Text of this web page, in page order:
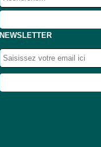
NEWSLETTER